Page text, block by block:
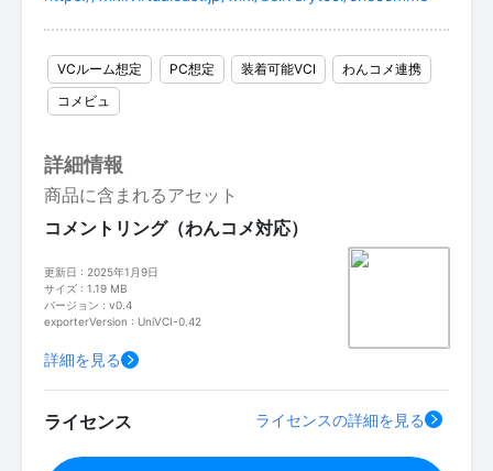
VCルーム想定 PC想定 装着可能VCI
わんコメ連携
コメビュ
詳細情報
商品に含まれるアセット
コメントリング（わんコメ対応）
更新日 : 2025年1月9日
サイズ : 1.19 MB
バージョン : v0.4
exporterVersion : UniVCI-0.42
詳細を見る
ライセンス ライセンスの詳細を見る